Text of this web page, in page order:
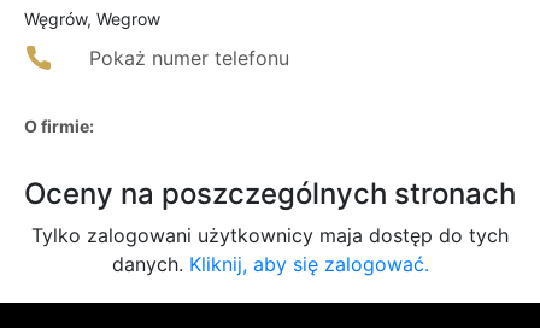
Węgrów, Wegrow
Pokaż numer telefonu
O firmie:
Oceny na poszczególnych stronach
Tylko zalogowani użytkownicy maja dostęp do tych
danych. Kliknij, aby się zalogować.